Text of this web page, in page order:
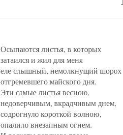
Осыпаются листья, в которых
затаился и жил для меня
еле слышный, немолкнущий шорох
отгремевшего майского дня.
Эти самые листья весною,
недоверчивым, вкрадчивым днем,
содрогнуло короткой волною,
опалило внезапным огнем.